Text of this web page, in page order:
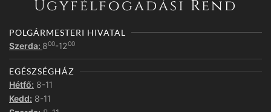
Ügyfélfogadási Rend
POLGÁRMESTERI HIVATAL
Szerda: 800-1200
EGÉSZSÉGHÁZ
Hétfő: 8-11
Kedd: 8-11